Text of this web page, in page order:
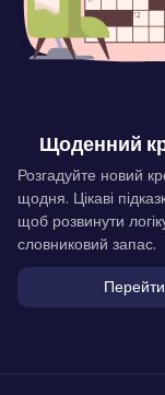
Щоденний
Розгадуйте новий
щодня. Цікаві
щоб розвинути
словниковий запас.
Перейти